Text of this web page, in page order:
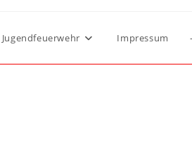
Jugendfeuerwehr Impressum